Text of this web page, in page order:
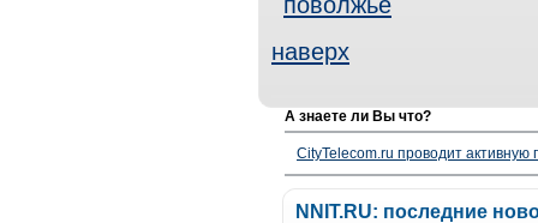
наверх
А знаете ли Вы что?
CityTelecom.ru проводит активную
NNIT.RU: последние